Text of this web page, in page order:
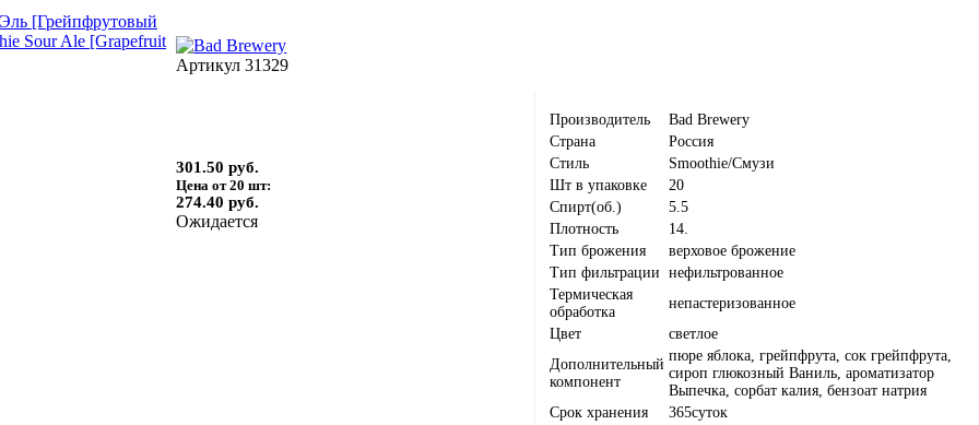
Артикул 31329
301.50 руб.
Цена от 20 шт:
274.40 руб.
Ожидается
Производитель
Bad Brewery
Страна
Россия
Стиль
Smoothie/Смузи
Шт в упаковке
20
Спирт(об.)
5.5
Плотность
14.
Тип брожения
верховое брожение
Тип фильтрации нефильтрованное
Термическая
обработка
непастеризованное
Цвет
светлое
Дополнительный
компонент
пюре яблока, грейпфрута, сок грейпфрута,
сироп глюкозный Ваниль, ароматизатор
Выпечка, сорбат калия, бензоат натрия
Срок хранения
365суток